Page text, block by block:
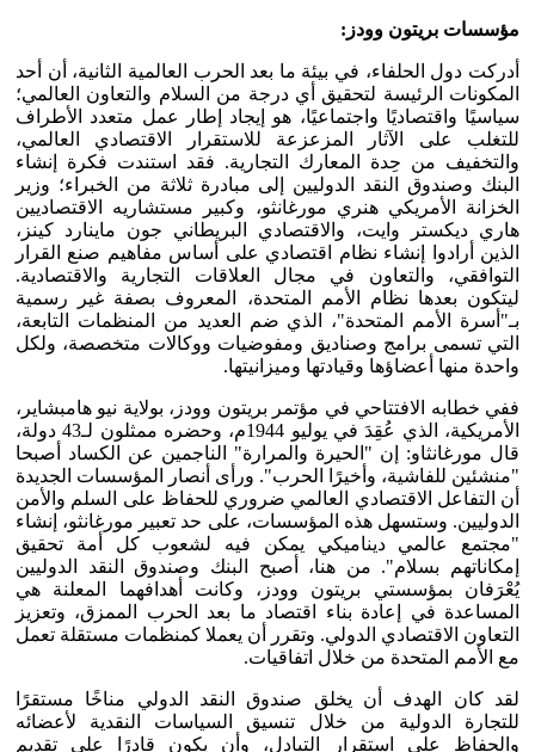
مؤسسات بريتون وودز:
أدركت دول الحلفاء، في بيئة ما بعد الحرب العالمية الثانية، أن أحد
المكونات الرئيسة لتحقيق أي درجة من السلام والتعاون العالمي؛
سياسيًا واقتصاديًا واجتماعيًا، هو إيجاد إطار عمل متعدد الأطراف
للتغلب على الآثار المزعزعة للاستقرار الاقتصادي العالمي،
والتخفيف من حِدة المعارك التجارية. فقد استندت فكرة إنشاء
البنك وصندوق النقد الدوليين إلى مبادرة ثلاثة من الخبراء؛ وزير
الخزانة الأمريكي هنري مورغانثو، وكبير مستشاريه الاقتصاديين
هاري ديكستر وايت، والاقتصادي البريطاني جون ماينارد كينز،
الذين أرادوا إنشاء نظام اقتصادي على أساس مفاهيم صنع القرار
التوافقي، والتعاون في مجال العلاقات التجارية والاقتصادية.
ليتكون بعدها نظام الأمم المتحدة، المعروف بصفة غير رسمية
بـ"أسرة الأمم المتحدة"، الذي ضم العديد من المنظمات التابعة،
التي تسمى برامج وصناديق ومفوضيات ووكالات متخصصة، ولكل
واحدة منها أعضاؤها وقيادتها وميزانيتها.
ففي خطابه الافتتاحي في مؤتمر بريتون وودز، بولاية نيو هامبشاير،
الأمريكية، الذي عُقِدَ في يوليو 1944م، وحضره ممثلون لـ43 دولة،
قال مورغانثاو: إن "الحيرة والمرارة" الناجمين عن الكساد أصبحا
"منشئين للفاشية، وأخيرًا الحرب". ورأى أنصار المؤسسات الجديدة
أن التفاعل الاقتصادي العالمي ضروري للحفاظ على السلم والأمن
الدوليين. وستسهل هذه المؤسسات، على حد تعبير مورغانثو، إنشاء
"مجتمع عالمي ديناميكي يمكن فيه لشعوب كل أمة تحقيق
إمكاناتهم بسلام". من هنا، أصبح البنك وصندوق النقد الدوليين
يُعْرَفان بمؤسستي بريتون وودز، وكانت أهدافهما المعلنة هي
المساعدة في إعادة بناء اقتصاد ما بعد الحرب الممزق، وتعزيز
التعاون الاقتصادي الدولي. وتقرر أن يعملا كمنظمات مستقلة تعمل
مع الأمم المتحدة من خلال اتفاقيات.
لقد كان الهدف أن يخلق صندوق النقد الدولي مناخًا مستقرًا
للتجارة الدولية من خلال تنسيق السياسات النقدية لأعضائه
والحفاظ على استقرار التبادل، وأن يكون قادرًا على تقديم